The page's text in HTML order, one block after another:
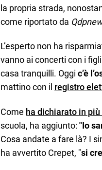
la propria strada,
come riportato da
L’esperto non ha
vanno ai concerti con i
casa tranquilli. Oggi c’è
mattino con il registro
Come ha dichiarato in
scuola, ha aggiunto: "Io
Cosa andate a fare là? I
ha avvertito Crepet, "si